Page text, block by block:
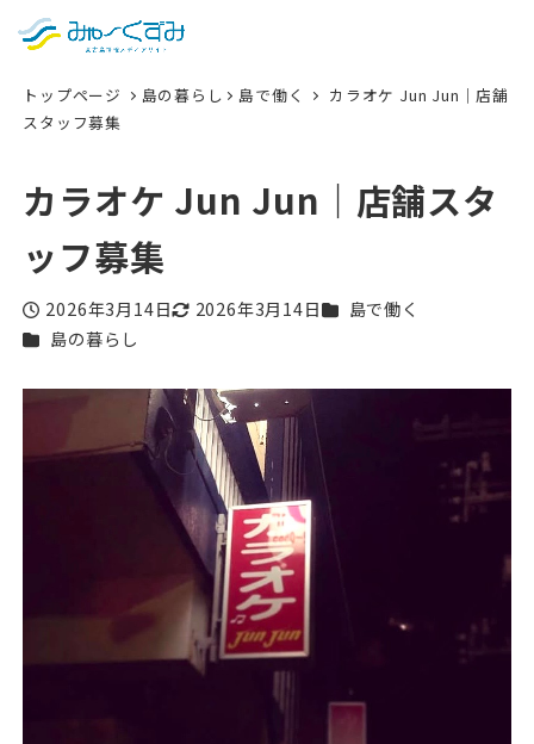
한국어
検索
トップページ 島の暮らし 島で働く
カラオケ Jun Jun｜店舗
スタッフ募集
カラオケ Jun Jun｜店舗スタ
ッフ募集
投稿日
2026年3月14日
更新日
2026年3月14日カテゴリー
島で働く
カテゴリー
島の暮らし